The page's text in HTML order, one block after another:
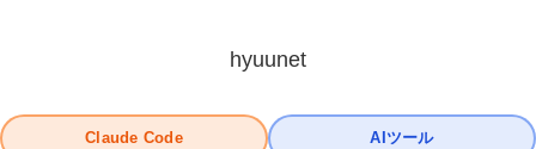
hyuunet
Claude Code AIツール